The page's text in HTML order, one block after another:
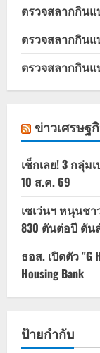
ตรวจสลากกินแ
ตรวจสลากกินแ
ตรวจสลากกินแ
ข่าวเศรษฐ
เช็กเลย! 3 กลุ่ม
10 ส.ค. 69
เซเว่นฯ หนุนช
830 ตันต่อปี ดัน
ธอส. เปิดตัว "G
Housing Bank
ป้ายกำกับ